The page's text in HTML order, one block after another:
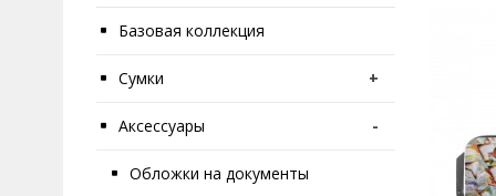
Базовая коллекция
Сумки +
Аксессуары -
Обложки на документы